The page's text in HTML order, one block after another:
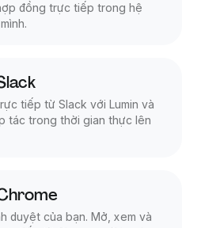
đồng trực tiếp trong hệ
tiếp từ Slack với Lumin và
tác trong thời gian thực lên
duyệt của bạn. Mở, xem và